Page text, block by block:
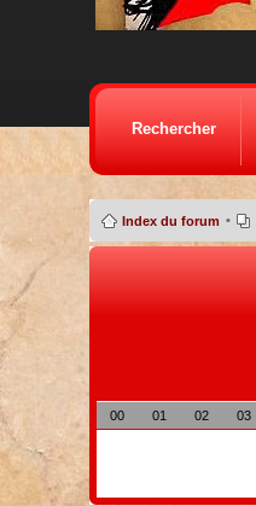
Rechercher
Index du forum •
00 01 02 03